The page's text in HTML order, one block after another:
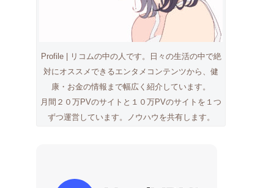
Profile | リコムの中の人です。日々の生活の中で絶
対にオススメできるエンタメコンテンツから、健
康・お金の情報まで幅広く紹介しています。
月間２０万PVのサイトと１０万PVのサイトを１つ
ずつ運営しています。ノウハウを共有します。